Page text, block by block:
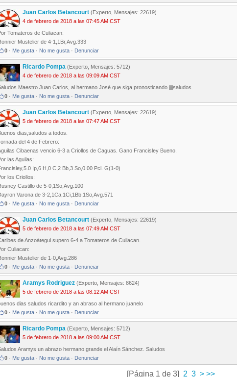
Juan Carlos Betancourt (Experto, Mensajes: 22619)
4 de febrero de 2018 a las 07:45 AM CST
Tomateros de Culiacan:
Mustelier de 4-1,1Br,Avg.333
0 · Me gusta · No me gusta · Denunciar
Ricardo Pompa (Experto, Mensajes: 5712)
4 de febrero de 2018 a las 09:09 AM CST
Maestro Juan Carlos, al hermano José que siga pronosticando jjjjsaludos
0 · Me gusta · No me gusta · Denunciar
Juan Carlos Betancourt (Experto, Mensajes: 22619)
5 de febrero de 2018 a las 07:47 AM CST
dias,saludos a todos.
del 4 de Febrero:
Cibaenas vencio 6-3 a Criollos de Caguas. Gano Francisley Bueno.
las Aguilas:
Ip,6 H,0 C,2 Bb,3 So,0.00 Pcl. G(1-0)
los Criollos:
Castillo de 5-0,1So,Avg.100
Varona de 3-2,1Ca,1Ci,1Bb,1So,Avg.571
0 · Me gusta · No me gusta · Denunciar
Juan Carlos Betancourt (Experto, Mensajes: 22619)
5 de febrero de 2018 a las 07:49 AM CST
de Anzoátegui supero 6-4 a Tomateros de Culiacan.
Culiacan:
Mustelier de 1-0,Avg.286
0 · Me gusta · No me gusta · Denunciar
Aramys Rodriguez (Experto, Mensajes: 8624)
5 de febrero de 2018 a las 08:12 AM CST
dias saludos ricardito y an abraso al hermano juanelo
0 · Me gusta · No me gusta · Denunciar
Ricardo Pompa (Experto, Mensajes: 5712)
5 de febrero de 2018 a las 09:00 AM CST
Aramys un abrazo hermano.grande el Alaín Sánchez. Saludos
0 · Me gusta · No me gusta · Denunciar
[Página 1 de 3] 2 3 > >>